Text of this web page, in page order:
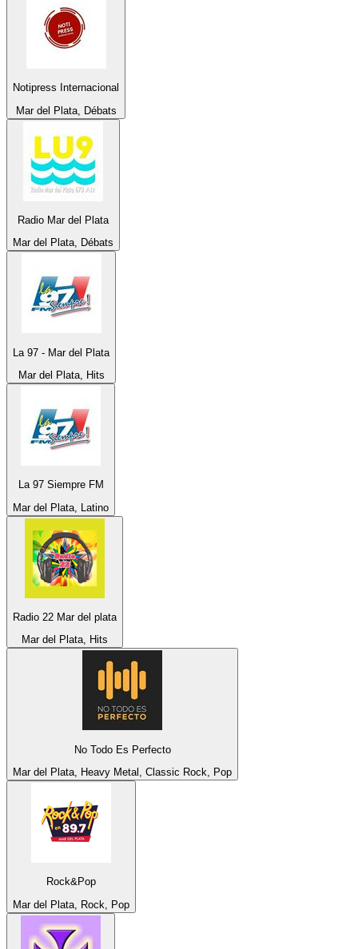
Notipress Internacional
Mar del Plata, Débats
Radio Mar del Plata
Mar del Plata, Débats
La 97 - Mar del Plata
Mar del Plata, Hits
La 97 Siempre FM
Mar del Plata, Latino
Radio 22 Mar del plata
Mar del Plata, Hits
No Todo Es Perfecto
Mar del Plata, Heavy Metal, Classic Rock, Pop
Rock&Pop
Mar del Plata, Rock, Pop